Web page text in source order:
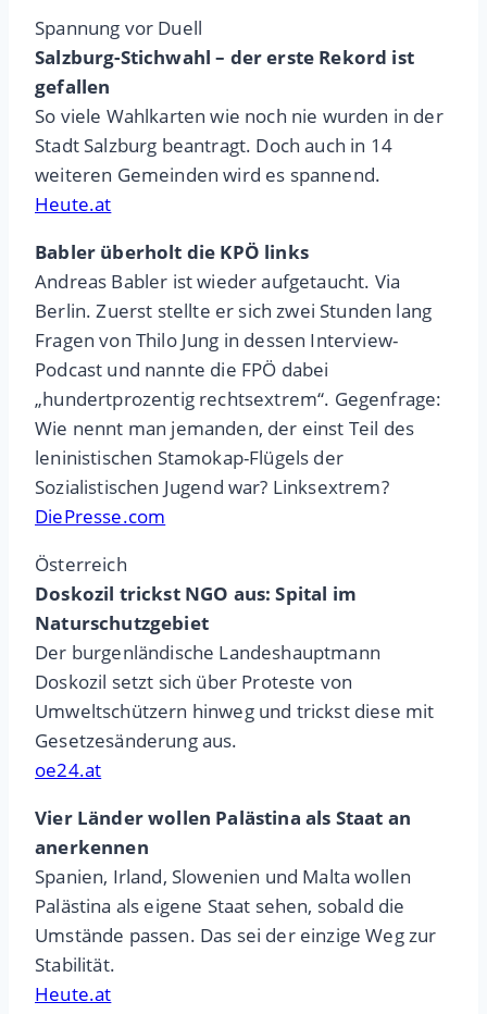
Spannung vor Duell
Salzburg-Stichwahl – der erste Rekord ist
gefallen
So viele Wahlkarten wie noch nie wurden in der
Stadt Salzburg beantragt. Doch auch in 14
weiteren Gemeinden wird es spannend.
Heute.at
Babler überholt die KPÖ links
Andreas Babler ist wieder aufgetaucht. Via
Berlin. Zuerst stellte er sich zwei Stunden lang
Fragen von Thilo Jung in dessen Interview-
Podcast und nannte die FPÖ dabei
„hundertprozentig rechtsextrem“. Gegenfrage:
Wie nennt man jemanden, der einst Teil des
leninistischen Stamokap-Flügels der
Sozialistischen Jugend war? Linksextrem?
DiePresse.com
Österreich
Doskozil trickst NGO aus: Spital im
Naturschutzgebiet
Der burgenländische Landeshauptmann
Doskozil setzt sich über Proteste von
Umweltschützern hinweg und trickst diese mit
Gesetzesänderung aus.
oe24.at
Vier Länder wollen Palästina als Staat an
anerkennen
Spanien, Irland, Slowenien und Malta wollen
Palästina als eigene Staat sehen, sobald die
Umstände passen. Das sei der einzige Weg zur
Stabilität.
Heute.at